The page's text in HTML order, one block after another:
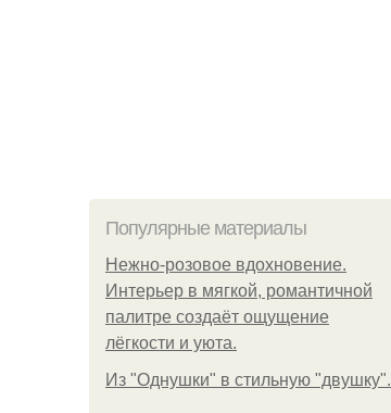
Популярные материалы
Нежно-розовое вдохновение.
Интерьер в мягкой, романтичной
палитре создаёт ощущение
лёгкости и уюта.
Из "Однушки" в стильную "двушку".